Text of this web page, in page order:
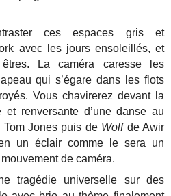
ces espaces gris et
avec les jours ensoleillés, et
La caméra caresse les
qui s’égare dans les flots
Vous chavirerez devant la
et renversante d’une danse au
Tom Jones puis de Wolf de Awir
un éclair comme le sera un
de caméra.
tragédie universelle sur des